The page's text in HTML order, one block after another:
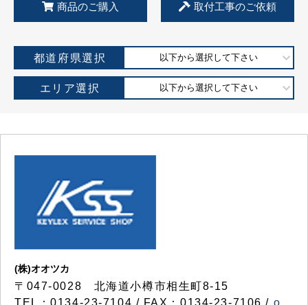
商品のご購入 取付工事のご依頼
都道府県選択 以下から選択して下さい
エリア選択 以下から選択して下さい
(株)オオツカ
〒047-0028 北海道小樽市相生町8-15
TEL：0134-23-7104 / FAX：0134-23-7106 / o